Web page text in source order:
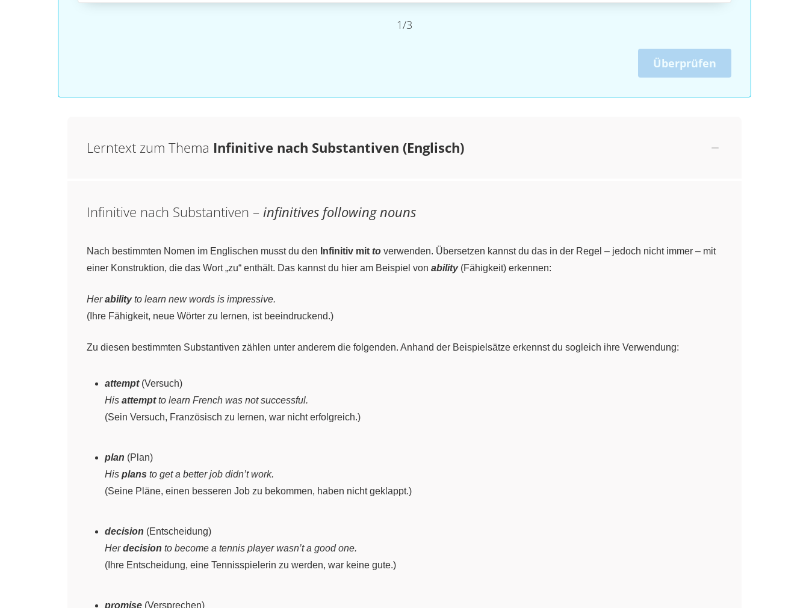
1/3
Überprüfen
Lerntext zum Thema Infinitive nach Substantiven (Englisch)
Infinitive nach Substantiven – infinitives following nouns
Nach bestimmten Nomen im Englischen musst du den Infinitiv mit to verwenden. Übersetzen kannst du das in der Regel – jedoch nicht immer – mit
einer Konstruktion, die das Wort „zu“ enthält. Das kannst du hier am Beispiel von ability(Fähigkeit) erkennen:
Herabilityto learn new words is impressive.
(Ihre Fähigkeit, neue Wörter zu lernen, ist beeindruckend.)
Zu diesen bestimmten Substantiven zählen unter anderem die folgenden. Anhand der Beispielsätze erkennst du sogleich ihre Verwendung:
attempt(Versuch)
His attemptto learn French was not successful.
(Sein Versuch, Französisch zu lernen, war nicht erfolgreich.)
plan (Plan)
His plans to get a better job didn’t work.
(Seine Pläne, einen besseren Job zu bekommen, haben nicht geklappt.)
decision (Entscheidung)
Herdecision to become a tennis player wasn’t a good one.
(Ihre Entscheidung, eine Tennisspielerin zu werden, war keine gute.)
promise (Versprechen)